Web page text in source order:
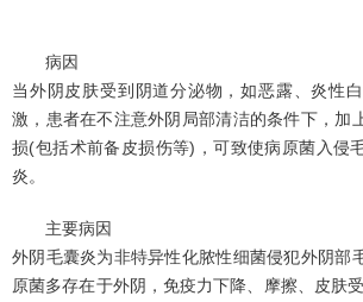
病因
当外阴皮肤受到阴道分泌物，如恶露、炎性
激，患者在不注意外阴局部清洁的条件下，加
损(包括术前备皮损伤等)，可致使病原菌入侵
炎。
主要病因
外阴毛囊炎为非特异性化脓性细菌侵犯外阴部
原菌多存在于外阴，免疫力下降、摩擦、皮肤